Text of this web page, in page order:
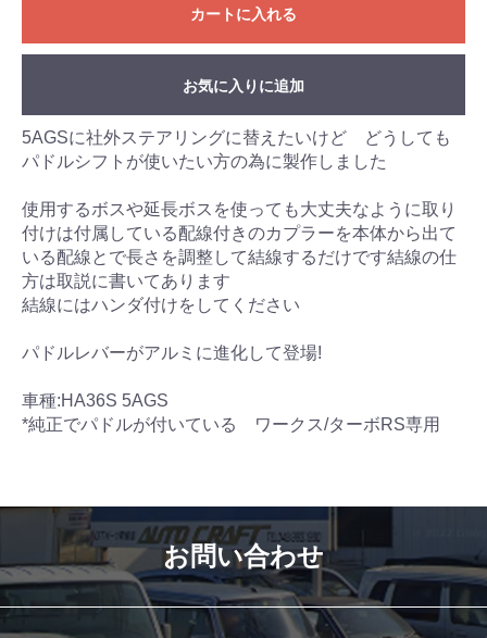
カートに入れる
お気に入りに追加
5AGSに社外ステアリングに替えたいけど どうしても
パドルシフトが使いたい方の為に製作しました
使用するボスや延長ボスを使っても大丈夫なように取り
付けは付属している配線付きのカプラーを本体から出て
いる配線とで長さを調整して結線するだけです結線の仕
方は取説に書いてあります
結線にはハンダ付けをしてください
パドルレバーがアルミに進化して登場!
車種:HA36S 5AGS
*純正でパドルが付いている ワークス/ターボRS専用
お問い合わせ